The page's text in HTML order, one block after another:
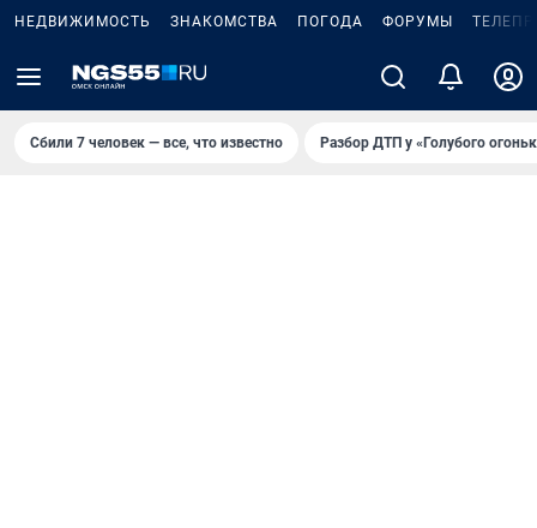
НЕДВИЖИМОСТЬ ЗНАКОМСТВА ПОГОДА ФОРУМЫ
Сбили 7 человек — все, что известно Разбор ДТП у «Голубого